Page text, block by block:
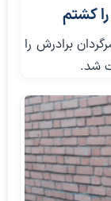
کشتم
برادرش را
شد.